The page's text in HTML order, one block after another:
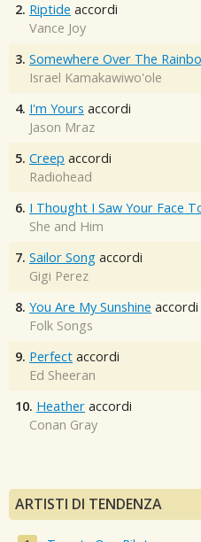
2. Riptide accordi
Vance Joy
3. Somewhere Over The
Israel Kamakawiwo'ole
4. I'm Yours accordi
Jason Mraz
5. Creep accordi
Radiohead
6. I Thought I Saw Your Face
She and Him
7. Sailor Song accordi
Gigi Perez
8. You Are My Sunshine accordi
Folk Songs
9. Perfect accordi
Ed Sheeran
10. Heather accordi
Conan Gray
ARTISTI DI TENDENZA